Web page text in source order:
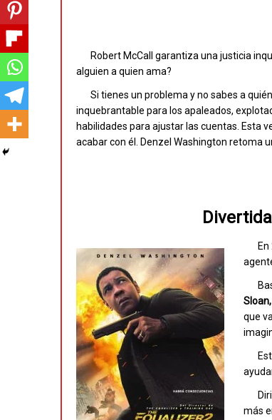
Robert McCall garantiza una justicia
alguien a quien ama?
Si tienes un problema y no sabes a
inquebrantable para los apaleados,
habilidades para ajustar las cuentas. Esta
acabar con él. Denzel Washington retoma
Sloan,
que
más